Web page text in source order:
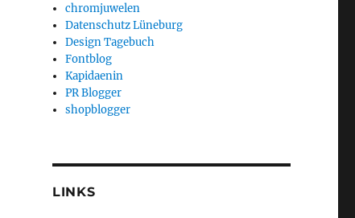
chromjuwelen
Datenschutz Lüneburg
Design Tagebuch
Fontblog
Kapidaenin
PR Blogger
shopblogger
LINKS